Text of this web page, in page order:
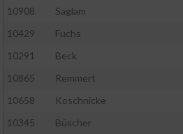
10908
Saglam
10429
Fuchs
10291
Beck
10865
Remmert
10658
Koschnicke
10345
Büscher